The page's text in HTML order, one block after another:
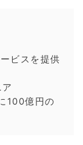
ビスを提供
100億円の